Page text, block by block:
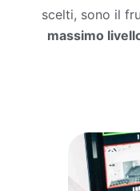
scelti, sono il
massimo